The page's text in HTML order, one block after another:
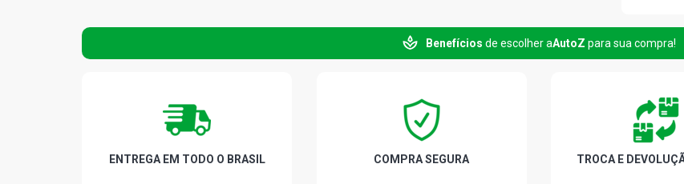
2007)
FOX
Benefícios de escolher aAutoZ para sua compra!
ENTREGA EM TODO O BRASIL COMPRA SEGURA TROCA E